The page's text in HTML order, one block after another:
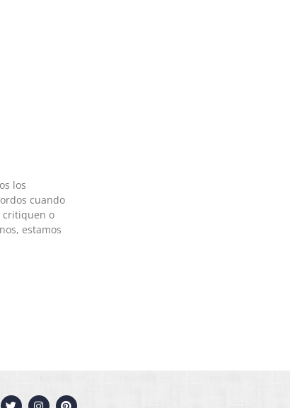
los
cuando
critiquen o
estamos
T I P